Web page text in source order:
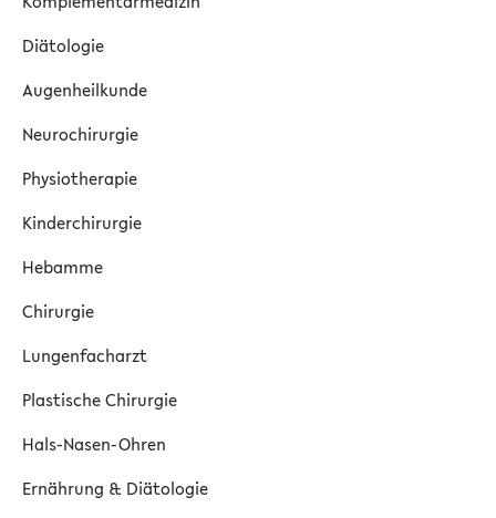
Diätologie
Augenheilkunde
Neurochirurgie
Physiotherapie
Kinderchirurgie
Hebamme
Chirurgie
Lungenfacharzt
Plastische Chirurgie
Hals-Nasen-Ohren
Ernährung & Diätologie